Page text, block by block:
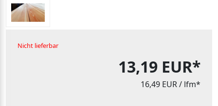
Nicht lieferbar
13,19 EUR*
16,49 EUR/ lfm*